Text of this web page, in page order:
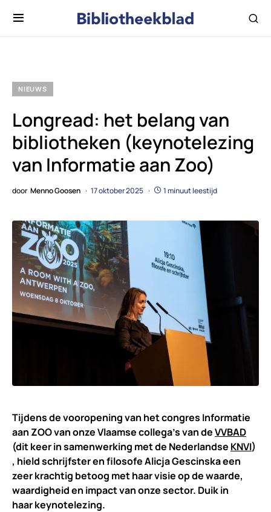
NIEUWS
Longread: het belang van
bibliotheken (keynotelezing
van Informatie aan Zoo)
door Menno Goosen 17 oktober 2025 1 minuut leestijd
Tijdens de vooropening van het congres Informatie
aan ZOO van onze Vlaamse collega’s van deVVBAD
(dit keer in samenwerking met de Nederlandse KNVI)
, hield schrijfster en filosofe Alicja Gescinska een
zeer krachtig betoog met haar visie op de waarde,
waardigheid en impact van onze sector. Duik in
haar keynotelezing.